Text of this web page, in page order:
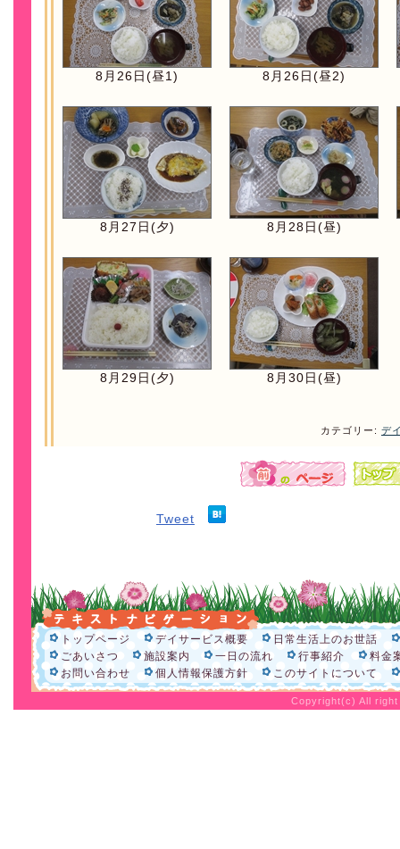
8月26日(昼1) 8月26日(昼2)
8月27日(夕) 8月28日(昼)
8月29日(夕) 8月30日(昼)
カテゴリー: デ
Tweet
トップページ デイサービス概要
日常生活上のお世話
ごあいさつ
施設案内 一日の流れ 行事紹介
料金
お問い合わせ
個人情報保護方針 このサイトについて
Copyright(c) All